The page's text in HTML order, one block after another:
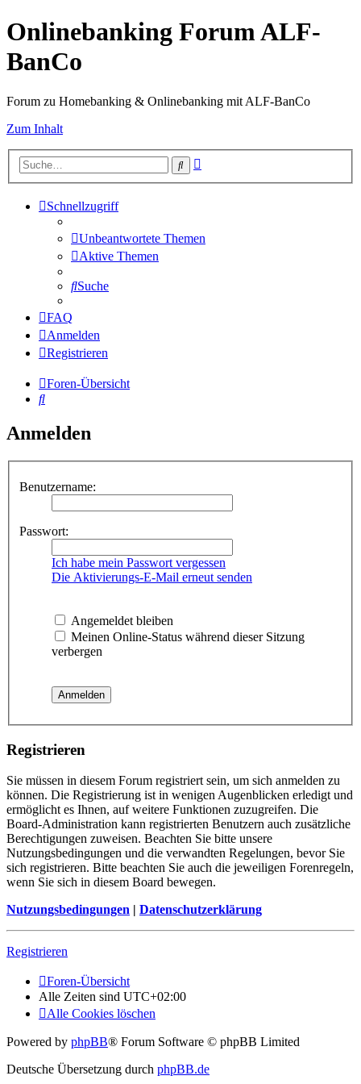
Onlinebanking Forum ALF-
BanCo
Forum zu Homebanking & Onlinebanking mit ALF-BanCo
Zum Inhalt
Suche
Schnellzugriff
Unbeantwortete Themen
Aktive Themen
Suche
FAQ
Anmelden
Registrieren
Foren-Übersicht
Suche
Anmelden
Benutzername:
Passwort:
Ich habe mein Passwort vergessen
Die Aktivierungs-E-Mail erneut senden
Angemeldet bleiben
Meinen Online-Status während dieser Sitzung
verbergen
Registrieren
Sie müssen in diesem Forum registriert sein, um sich anmelden zu
können. Die Registrierung ist in wenigen Augenblicken erledigt und
ermöglicht es Ihnen, auf weitere Funktionen zuzugreifen. Die
Board-Administration kann registrierten Benutzern auch zusätzliche
Berechtigungen zuweisen. Beachten Sie bitte unsere
Nutzungsbedingungen und die verwandten Regelungen, bevor Sie
sich registrieren. Bitte beachten Sie auch die jeweiligen Forenregeln,
wenn Sie sich in diesem Board bewegen.
Nutzungsbedingungen | Datenschutzerklärung
Registrieren
Foren-Übersicht
Alle Zeiten sind UTC+02:00
Alle Cookies löschen
Powered by phpBB® Forum Software © phpBB Limited
Deutsche Übersetzung durch phpBB.de